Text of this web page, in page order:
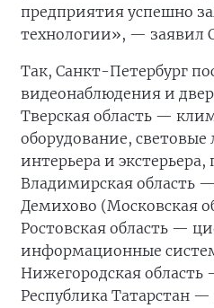
предприятия успешно
технологии», — заявил
Так, Санкт-Петербург
видеонаблюдения и
Тверская область —
оборудование,
интерьера и
Владимирская область
Демихово (Московская
Ростовская область —
информационные
Нижегородская область
Республика Татарстан —